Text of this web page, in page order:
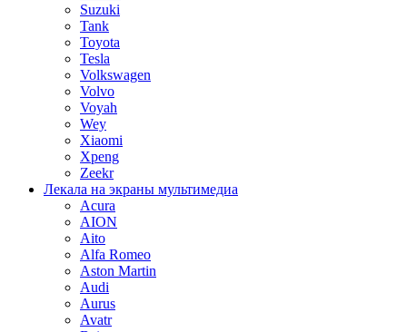
Suzuki
Tank
Toyota
Tesla
Volkswagen
Volvo
Voyah
Wey
Xiaomi
Xpeng
Zeekr
Лекала на экраны мультимедиа
Acura
AION
Aito
Alfa Romeo
Aston Martin
Audi
Aurus
Avatr